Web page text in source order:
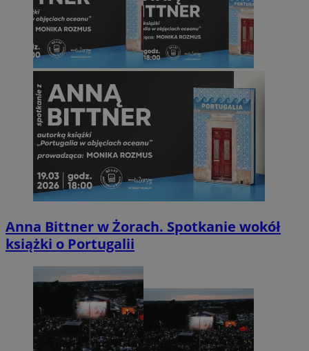
Anna Bittner w Żorach. Spotkanie wokół
książki o Portugalii